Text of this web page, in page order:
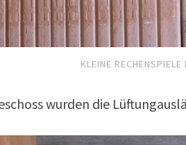
KLEINE
wurden die